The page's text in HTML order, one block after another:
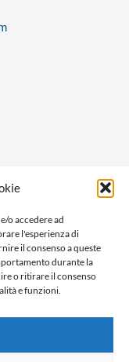
o accedere ad
l'esperienza di
il consenso a queste
durante la
o ritirare il consenso
e funzioni.